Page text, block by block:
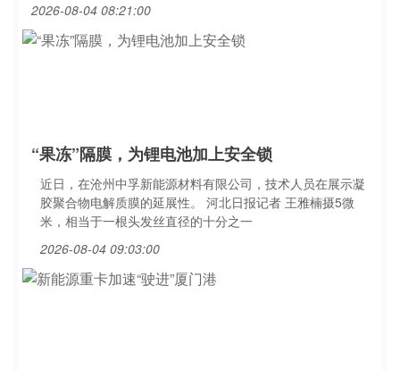
2026-08-04 08:21:00
“果冻”隔膜，为锂电池加上安全锁
近日，在沧州中孚新能源材料有限公司，技术人员在展示凝
胶聚合物电解质膜的延展性。 河北日报记者 王雅楠摄5微
米，相当于一根头发丝直径的十分之一
2026-08-04 09:03:00